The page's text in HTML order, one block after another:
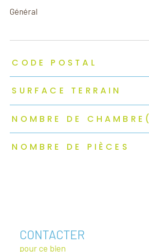
général
TRAD_ZEPHYR_Caracteristique
CODE POSTAL
SURFACE TERRAIN
NOMBRE DE
NOMBRE DE PIÈCES
CONTACTER
pour ce bien